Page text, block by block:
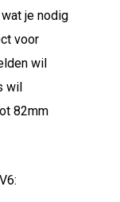
je nodig
voor
wil
wil
82mm